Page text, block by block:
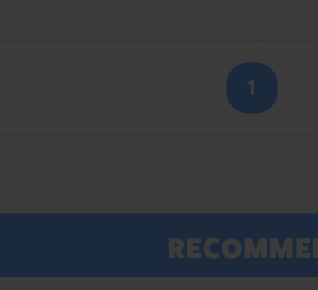
1